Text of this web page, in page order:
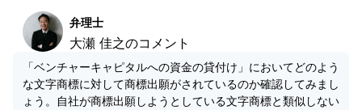
弁理士
大瀬 佳之のコメント
「ベンチャーキャピタルへの資金の貸付け」においてどのよう
な文字商標に対して商標出願がされているのか確認してみまし
ょう。自社が商標出願しようとしている文字商標と類似しない